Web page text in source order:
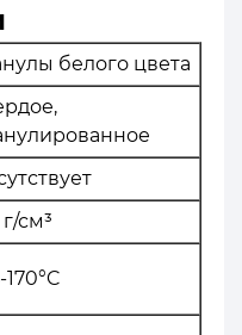
белого цвета
см³
170°C